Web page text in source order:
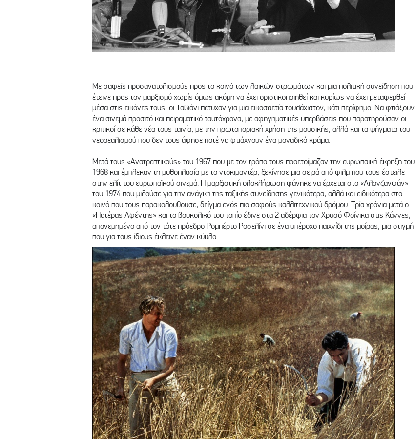
Με σαφείς προσανατολισμούς προς το κοινό των λαϊκών στρωμάτων και μια πολιτική συνείδηση που
έτεινε προς τον μαρξισμό χωρίς όμως ακόμη να έχει οριστικοποιηθεί και κυρίως να έχει μεταφερθεί
μέσα στις εικόνες τους, οι Ταβιάνι πέτυχαν για μια εικοσαετία τουλάχιστον, κάτι περίφημο. Να φτιάξουν
ένα σινεμά προσιτό και πειραματικό ταυτόχρονα, με αφηγηματικές υπερβάσεις που παρατηρούσαν οι
κριτικοί σε κάθε νέα τους ταινία, με την πρωτοποριακή χρήση της μουσικής, αλλά και τα ψήγματα του
νεορεαλισμού που δεν τους άφησε ποτέ να φτιάχνουν ένα μοναδικό κράμα.
Μετά τους «Ανατρεπτικούς» του 1967 που με τον τρόπο τους προετοίμαζαν την ευρωπαϊκή έκρηξη του
1968 και έμπλεκαν τη μυθοπλασία με το ντοκιμαντέρ, ξεκίνησε μια σειρά από φιλμ που τους έστειλε
στην ελίτ του ευρωπαϊκού σινεμά. Η μαρξιστική ολοκλήρωση φάνηκε να έρχεται στο «Αλονζανφάν»
του 1974 που μιλούσε για την ανάγκη της ταξικής συνείδησης γενικότερα, αλλά και ειδικότερα στο
κοινό που τους παρακολουθούσε, δείγμα ενός πιο σαφούς καλλιτεχνικού δρόμου. Τρία χρόνια μετά ο
«Πατέρας Αφέντης» και το βουκολικό του τοπίο έδινε στα 2 αδέρφια τον Χρυσό Φοίνικα στις Κάννες,
απονεμημένο από τον τότε πρόεδρο Ρομπέρτο Ροσελίνι σε ένα υπέροχο παιχνίδι της μοίρας, μια στιγμή
που για τους ίδιους έκλεινε έναν κύκλο.